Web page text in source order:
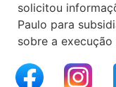
solicitou
Paulo para
sobre a